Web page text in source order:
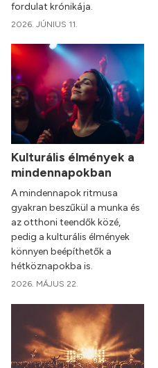
fordulat krónikája.
2026. JÚNIUS 11.
Kulturális élmények a
mindennapokban
A mindennapok ritmusa
gyakran beszűkül a munka és
az otthoni teendők közé,
pedig a kulturális élmények
könnyen beépíthetők a
hétköznapokba is.
2026. MÁJUS 22.